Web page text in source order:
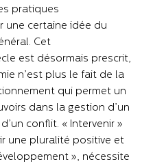
pratiques
une certaine idée du
Cet
est désormais prescrit,
n’est plus le fait de la
qui permet un
dans la gestion d’un
conflit. « Intervenir »
une pluralité positive et
», nécessite